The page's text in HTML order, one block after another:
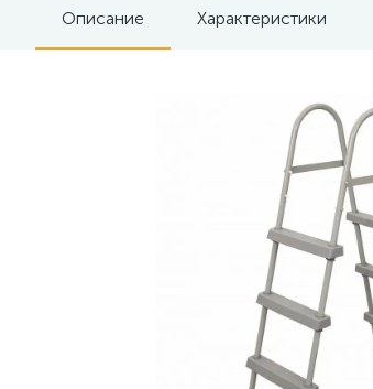
и уход
горки
Описание Характеристики